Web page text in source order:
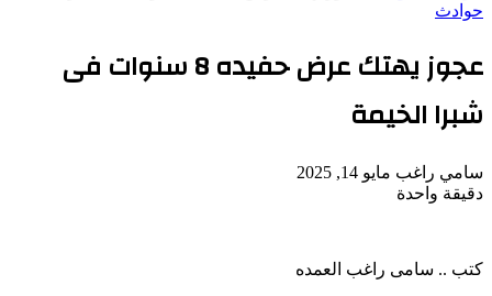
حوادث
عجوز يهتك عرض حفيده 8 سنوات فى
شبرا الخيمة
سامي راغب أرسل
مايو 14, 2025
دقيقة واحدة
كتب .. سامى راغب العمده